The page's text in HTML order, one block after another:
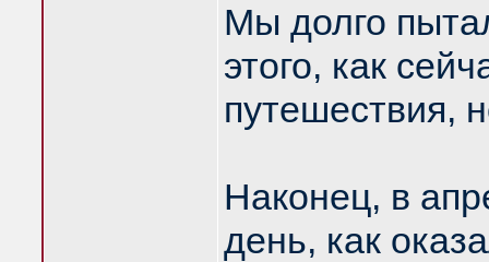
Мы долго
этого, как
путешествия,
Наконец, в
день, как